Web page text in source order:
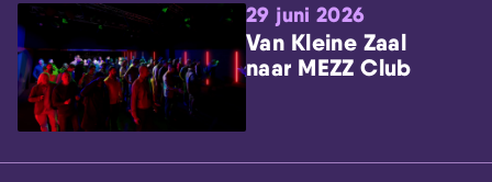
Skip navigatie
29 juni 2026
Van Kleine Zaal
naar MEZZ Club